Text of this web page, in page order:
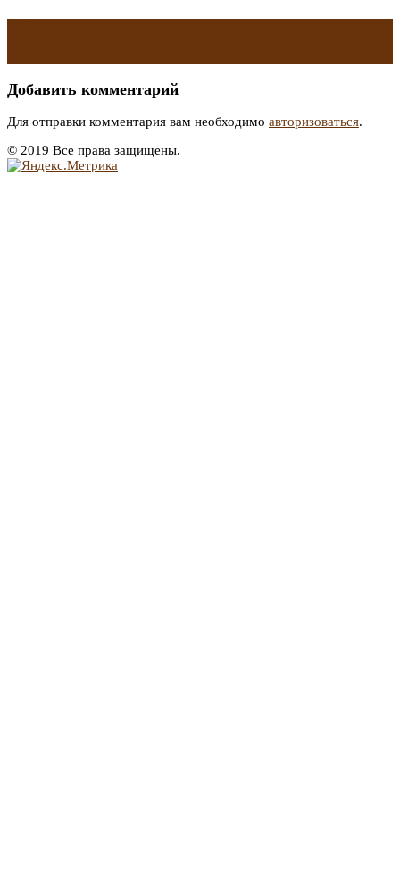
Добавить комментарий
Для отправки комментария вам необходимо авторизоваться.
© 2019 Все права защищены.